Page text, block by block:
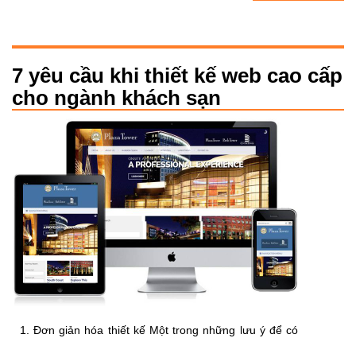
7 yêu cầu khi thiết kế web cao cấp
cho ngành khách sạn
1. Đơn giản hóa thiết kế Một trong những lưu ý để có